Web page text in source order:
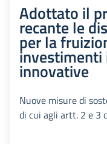
Adottato il
recante le
per la
innovative
Nuove misure di
di cui agli artt. 2 e 3